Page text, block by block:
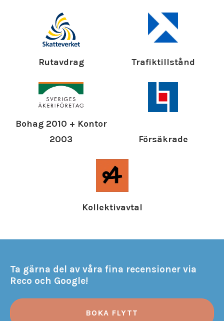
Rutavdrag Trafiktillstånd
Bohag 2010 + Kontor
2003
Försäkrade
Kollektivavtal
Ta gärna del av våra fina recensioner via
Reco och Google!
BOKA FLYTT